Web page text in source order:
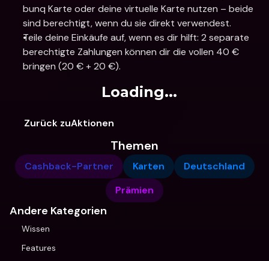
bunq Karte oder deine virtuelle Karte nutzen – beide
sind berechtigt, wenn du sie direkt verwendest.
Teile deine Einkäufe auf, wenn es dir hilft: 2 separate
berechtigte Zahlungen können dir die vollen 40 €
bringen (20 € + 20 €).
Loading...
Zurück zuAktionen
Themen
Cashback-Partner Karten
Deutschland
Prämien
Andere Kategorien
Wissen
Features